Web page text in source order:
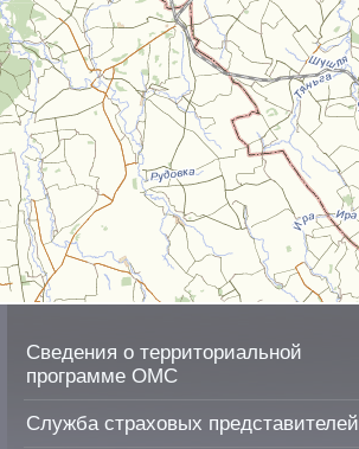
Сведения о территориальной
программе ОМС
Служба страховых представителей